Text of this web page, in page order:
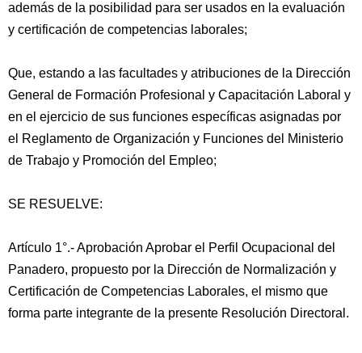
además de la posibilidad para ser usados en la evaluación
y certificación de competencias laborales;
Que, estando a las facultades y atribuciones de la Dirección
General de Formación Profesional y Capacitación Laboral y
en el ejercicio de sus funciones específicas asignadas por
el Reglamento de Organización y Funciones del Ministerio
de Trabajo y Promoción del Empleo;
SE RESUELVE:
Artículo 1°.- Aprobación Aprobar el Perfil Ocupacional del
Panadero, propuesto por la Dirección de Normalización y
Certificación de Competencias Laborales, el mismo que
forma parte integrante de la presente Resolución Directoral.